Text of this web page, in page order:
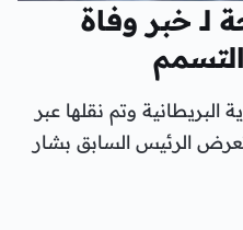
لـ خبر وفاة
وتم نقلها عبر
الرئيس السابق بشار